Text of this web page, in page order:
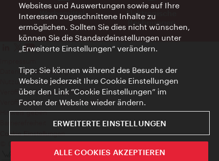
Werbemittel
Elektronische
Rechnungen
Datenschutzerklärung
Nutzungsbedingungen
Veröffentlichungen gem. EMFG
Veröffentlichungen gem. MedKF‑TG
Hinweis geben
Cookie Einstellungen
© Copyright Wien Tourismus
Websites und Auswertungen sowie auf Ihre
Interessen zugeschnittene Inhalte zu
ermöglichen. Sollten Sie dies nicht wünschen,
können Sie die Standardeinstellungen unter
„Erweiterte Einstellungen“ verändern.
Tipp: Sie können während des Besuchs der
Website jederzeit Ihre Cookie Einstellungen
über den Link “Cookie Einstellungen” im
Footer der Website wieder ändern.
ERWEITERTE EINSTELLUNGEN
ALLE COOKIES AKZEPTIEREN